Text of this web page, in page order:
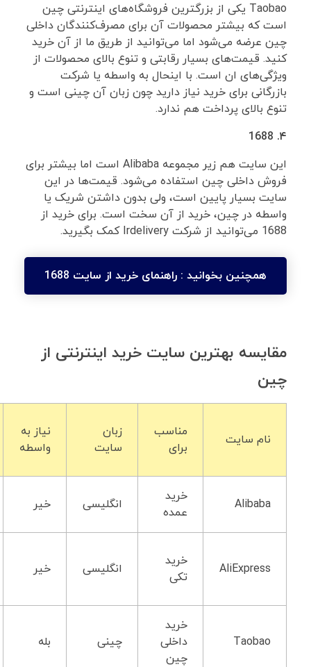
Taobao یکی از بزرگترین فروشگاه‌های اینترنتی چین
است که بیشتر محصولات آن برای مصرف‌کنندگان داخلی
چین عرضه می‌شود اما می‌توانید از طریق ما از آن خرید
کنید. قیمت‌های بسیار رقابتی و تنوع بالای محصولات از
ویژگی‌های ان است. با اینحال به واسطه یا شرکت
بازرگانی برای خرید نیاز دارید چون زبان آن چینی است و
تنوع بالای پرداخت هم ندارد.
۴. 1688
این سایت هم زیر مجموعه Alibaba است اما بیشتر برای
فروش داخلی چین استفاده می‌شود. قیمت‌ها در این
سایت بسیار پایین است، ولی بدون داشتن شریک یا
واسطه در چین، خرید از آن سخت است. برای خرید از
1688 می‌توانید از شرکت Irdelivery کمک بگیرید.
همچنین بخوانید : راهنمای خرید از سایت 1688
مقایسه بهترین سایت خرید اینترنتی از
چین
نام سایت
مناسب
برای
زبان
سایت
نیاز به
واسطه
Alibaba
خرید
عمده
انگلیسی خیر
AliExpress
خرید
تکی
انگلیسی خیر
Taobao
خرید
داخلی
چین
چینی بله